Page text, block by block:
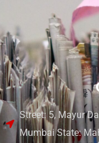
Street: 5, Mayur
Mumbai State: